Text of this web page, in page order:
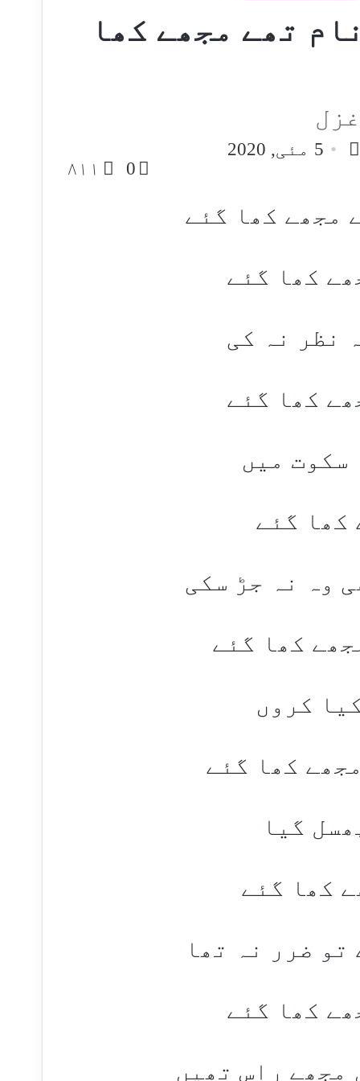
تھے مجھے کھا
Follow
Send
5 مئی, 2020
0 ۸۱۱
مجھے کھا گئے
کھا گئے
نظر نہ کی
کھا گئے
سکوت میں
کھا گئے
وہ نہ جڑ سکی
کھا گئے
کروں
کھا گئے
گیا
کھا گئے
تو ضرر نہ تھا
کھا گئے
مجھے راس تھیں